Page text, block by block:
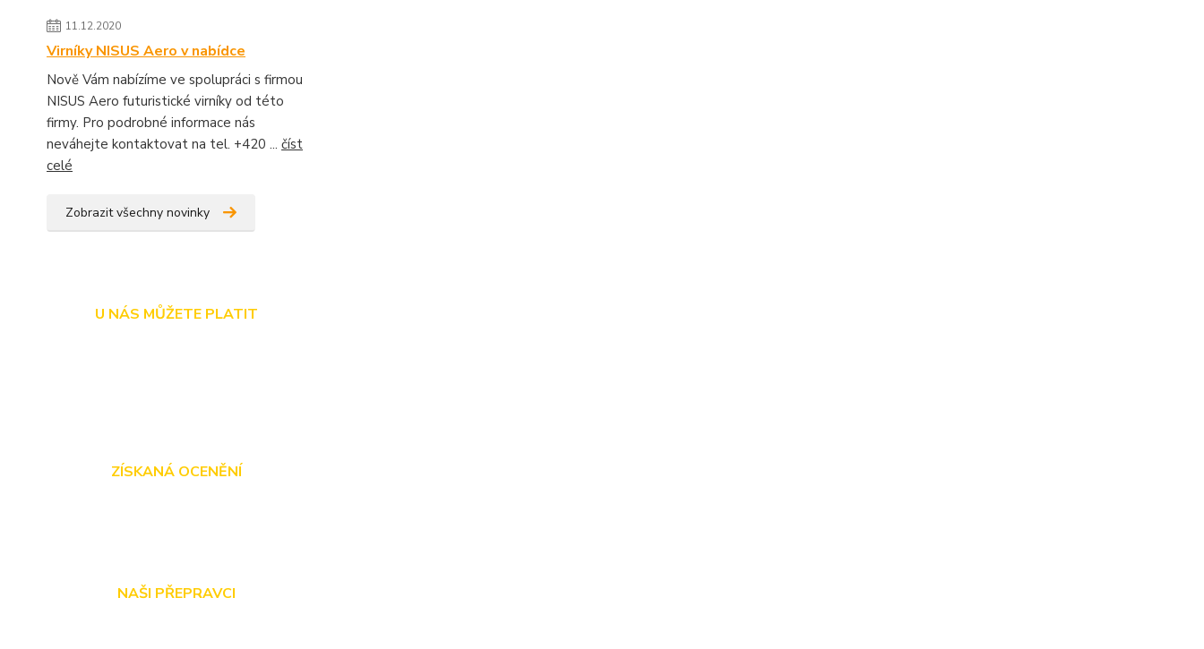
11.12.2020
Virníky NISUS Aero v nabídce
Nově Vám nabízíme ve spolupráci s firmou
NISUS Aero futuristické virníky od této
firmy. Pro podrobné informace nás
neváhejte kontaktovat na tel. +420 ... číst
celé
Zobrazit všechny novinky
U NÁS MŮŽETE PLATIT
ZÍSKANÁ OCENĚNÍ
NAŠI PŘEPRAVCI